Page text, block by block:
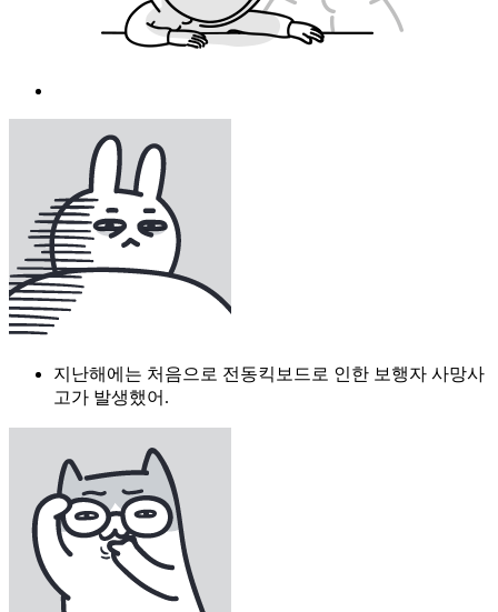
지난해에는 처음으로 전동킥보드로 인한 보행자 사망사
고가 발생했어.